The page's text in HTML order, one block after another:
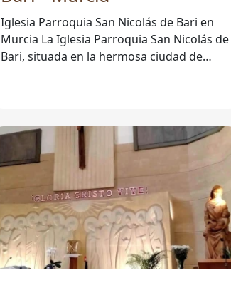
Iglesia Parroquia San Nicolás de Bari en
Murcia La Iglesia Parroquia San Nicolás de
Bari, situada en la hermosa ciudad de